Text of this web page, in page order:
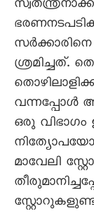
ശ്രമിച്ചത്.
വന്നപ്പോൾ
ഒരു വിഭാഗം
മാവേലി